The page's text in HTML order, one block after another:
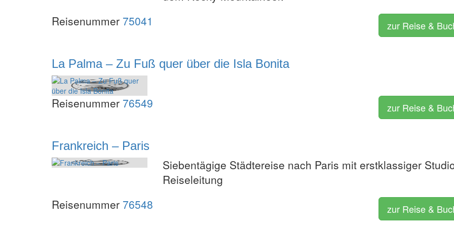
Reisenummer 75041 zur Reise &
La Palma – Zu Fuß quer über die Isla Bonita
Reisenummer 76549 zur Reise &
Frankreich – Paris
Siebentägige Städtereise nach Paris mit erstklassiger
Reiseleitung
Reisenummer 76548 zur Reise &